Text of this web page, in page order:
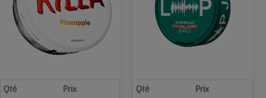
Qté
Prix
Qté
Prix